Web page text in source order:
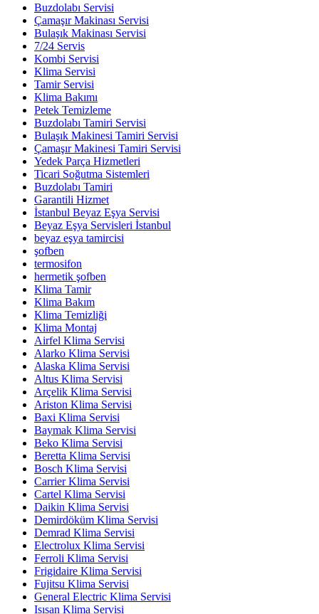
Buzdolabı Servisi
Çamaşır Makinası Servisi
Bulaşık Makinası Servisi
7/24 Servis
Kombi Servisi
Klima Servisi
Tamir Servisi
Klima Bakımı
Petek Temizleme
Buzdolabı Tamiri Servisi
Bulaşık Makinesi Tamiri Servisi
Çamaşır Makinesi Tamiri Servisi
Yedek Parça Hizmetleri
Ticari Soğutma Sistemleri
Buzdolabı Tamiri
Garantili Hizmet
İstanbul Beyaz Eşya Servisi
Beyaz Eşya Servisleri İstanbul
beyaz eşya tamircisi
şofben
termosifon
hermetik şofben
Klima Tamir
Klima Bakım
Klima Temizliği
Klima Montaj
Airfel Klima Servisi
Alarko Klima Servisi
Alaska Klima Servisi
Altus Klima Servisi
Arçelik Klima Servisi
Ariston Klima Servisi
Baxi Klima Servisi
Baymak Klima Servisi
Beko Klima Servisi
Beretta Klima Servisi
Bosch Klima Servisi
Carrier Klima Servisi
Cartel Klima Servisi
Daikin Klima Servisi
Demirdöküm Klima Servisi
Demrad Klima Servisi
Electrolux Klima Servisi
Ferroli Klima Servisi
Frigidaire Klima Servisi
Fujitsu Klima Servisi
General Electric Klima Servisi
Isısan Klima Servisi